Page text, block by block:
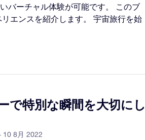
バーチャル体験が可能です。 このブ
エンスを紹介します。 宇宙旅行を始
で特別な瞬間を大切にし
10 8月 2022